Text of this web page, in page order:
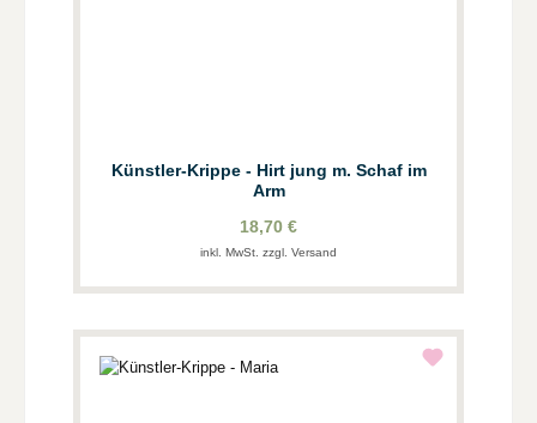
Künstler-Krippe - Hirt jung m. Schaf im
Arm
18,70 €
inkl. MwSt. zzgl. Versand